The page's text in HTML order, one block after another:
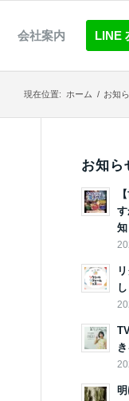
会社案内 LINE
現在位置: ホーム / お知
お知ら